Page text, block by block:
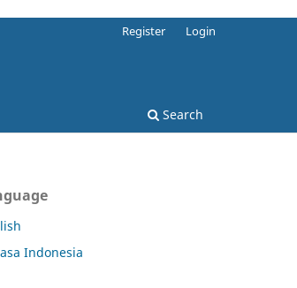
Search
Register Login
Indonesia